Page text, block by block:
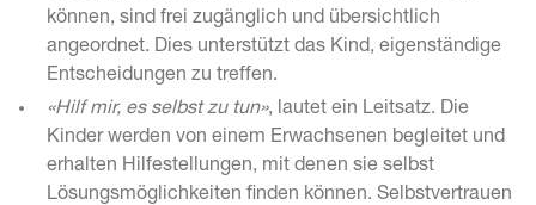
können, sind frei zugänglich und übersichtlich
angeordnet. Dies unterstützt das Kind, eigenständige
Entscheidungen zu treffen.
«Hilf mir, es selbst zu tun», lautet ein Leitsatz. Die
Kinder werden von einem Erwachsenen begleitet und
erhalten Hilfestellungen, mit denen sie selbst
Lösungsmöglichkeiten finden können. Selbstvertrauen